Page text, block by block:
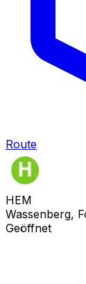
Route
HEM
Wassenberg,
Geöffnet